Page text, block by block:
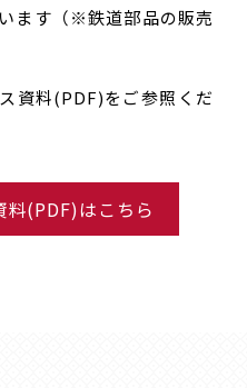
ます（※鉄道部品の販売
資料(PDF)をご参照くだ
料(PDF)はこちら